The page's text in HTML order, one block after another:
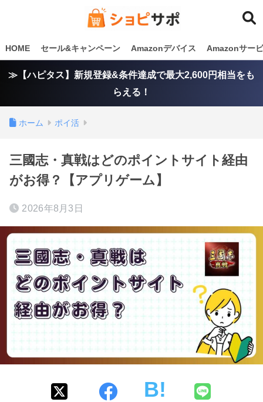
HOME セール&キャンペーン Amazonデバイス Amazonサー
≫【ハピタス】新規登録&条件達成で最大2,600円相当をも
らえる！
ホーム ポイ活
三國志・真戦はどのポイントサイト経由
がお得？【アプリゲーム】
2026年8月3日